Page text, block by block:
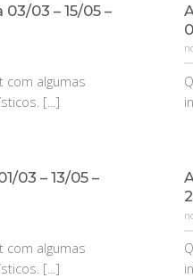
03 – 15/05 –
com algumas
[...]
03 – 13/05 –
com algumas
[...]